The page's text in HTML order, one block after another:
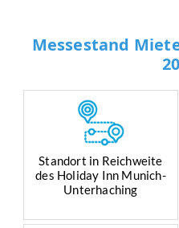
Messestand
Standort in Reichweite
des Holiday Inn Munich-
Unterhaching